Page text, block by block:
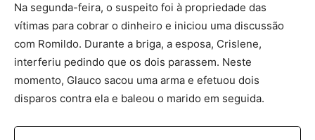
Na segunda-feira, o suspeito foi à propriedade das
vítimas para cobrar o dinheiro e iniciou uma discussão
com Romildo. Durante a briga, a esposa, Crislene,
interferiu pedindo que os dois parassem. Neste
momento, Glauco sacou uma arma e efetuou dois
disparos contra ela e baleou o marido em seguida.